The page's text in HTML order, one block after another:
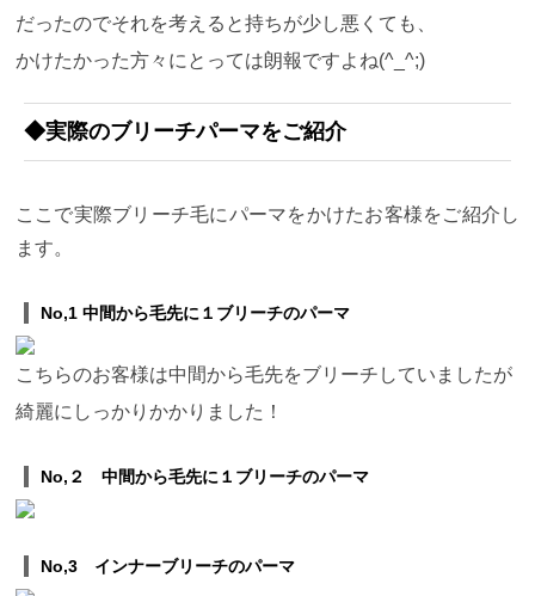
だったのでそれを考えると持ちが少し悪くても、
かけたかった方々にとっては朗報ですよね(^_^;)
◆実際のブリーチパーマをご紹介
ここで実際ブリーチ毛にパーマをかけたお客様をご紹介し
ます。
No,1 中間から毛先に１ブリーチのパーマ
こちらのお客様は中間から毛先をブリーチしていましたが
綺麗にしっかりかかりました！
No,２ 中間から毛先に１ブリーチのパーマ
No,3 インナーブリーチのパーマ